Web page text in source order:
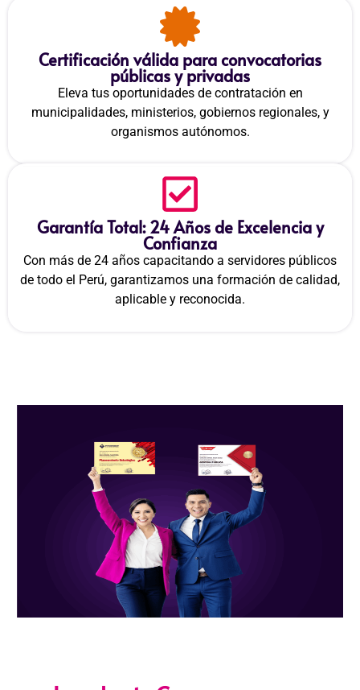
Certificación válida para convocatorias
públicas y privadas
Eleva tus oportunidades de contratación en
municipalidades, ministerios, gobiernos regionales, y
organismos autónomos.
Garantía Total: 24 Años de Excelencia y
Confianza
Con más de 24 años capacitando a servidores públicos
de todo el Perú, garantizamos una formación de calidad,
aplicable y reconocida.